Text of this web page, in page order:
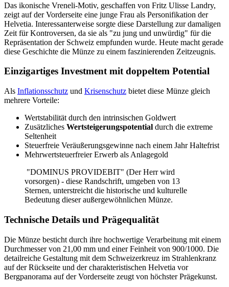
Das ikonische Vreneli-Motiv, geschaffen von Fritz Ulisse Landry,
zeigt auf der Vorderseite eine junge Frau als Personifikation der
Helvetia. Interessanterweise sorgte diese Darstellung zur damaligen
Zeit für Kontroversen, da sie als "zu jung und unwürdig" für die
Repräsentation der Schweiz empfunden wurde. Heute macht gerade
diese Geschichte die Münze zu einem faszinierenden Zeitzeugnis.
Einzigartiges Investment mit doppeltem Potential
Als Inflationsschutz und Krisenschutz bietet diese Münze gleich
mehrere Vorteile:
Wertstabilität durch den intrinsischen Goldwert
Zusätzliches Wertsteigerungspotential durch die extreme
Seltenheit
Steuerfreie Veräußerungsgewinne nach einem Jahr Haltefrist
Mehrwertsteuerfreier Erwerb als Anlagegold
"DOMINUS PROVIDEBIT" (Der Herr wird
vorsorgen) - diese Randschrift, umgeben von 13
Sternen, unterstreicht die historische und kulturelle
Bedeutung dieser außergewöhnlichen Münze.
Technische Details und Prägequalität
Die Münze besticht durch ihre hochwertige Verarbeitung mit einem
Durchmesser von 21,00 mm und einer Feinheit von 900/1000. Die
detailreiche Gestaltung mit dem Schweizerkreuz im Strahlenkranz
auf der Rückseite und der charakteristischen Helvetia vor
Bergpanorama auf der Vorderseite zeugt von höchster Prägekunst.